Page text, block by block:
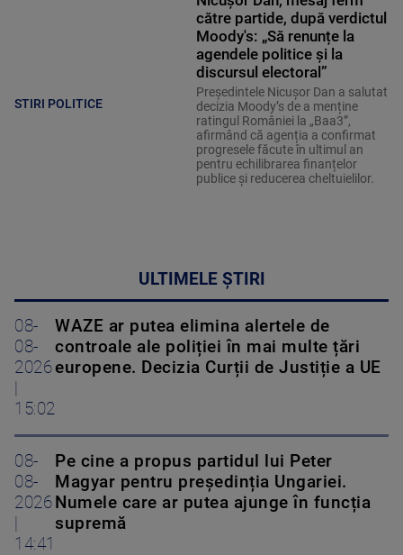
STIRI POLITICE
către partide, după verdictul
Moody's: „Să renunțe la
agendele politice şi la
discursul electoral”
Președintele Nicușor Dan a salutat
decizia Moody’s de a menține
ratingul României la „Baa3”,
afirmând că agenția a confirmat
progresele făcute în ultimul an
pentru echilibrarea finanțelor
publice și reducerea cheltuielilor.
ULTIMELE ȘTIRI
08-
08-
2026
15:02
WAZE ar putea elimina alertele de
controale ale poliției în mai multe țări
europene. Decizia Curții de Justiție a UE
08-
08-
2026
14:41
Pe cine a propus partidul lui Peter
Magyar pentru președinția Ungariei.
Numele care ar putea ajunge în funcția
supremă